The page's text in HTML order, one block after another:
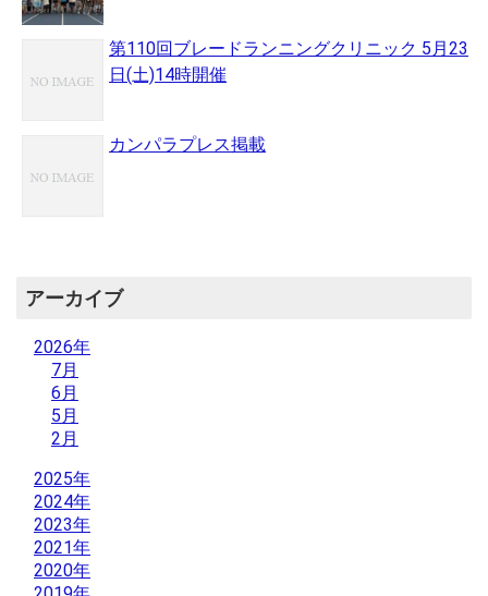
第110回ブレードランニングクリニック 5月23
日(土)14時開催
カンパラプレス掲載
アーカイブ
2026年
7月
6月
5月
2月
2025年
2024年
2023年
2021年
2020年